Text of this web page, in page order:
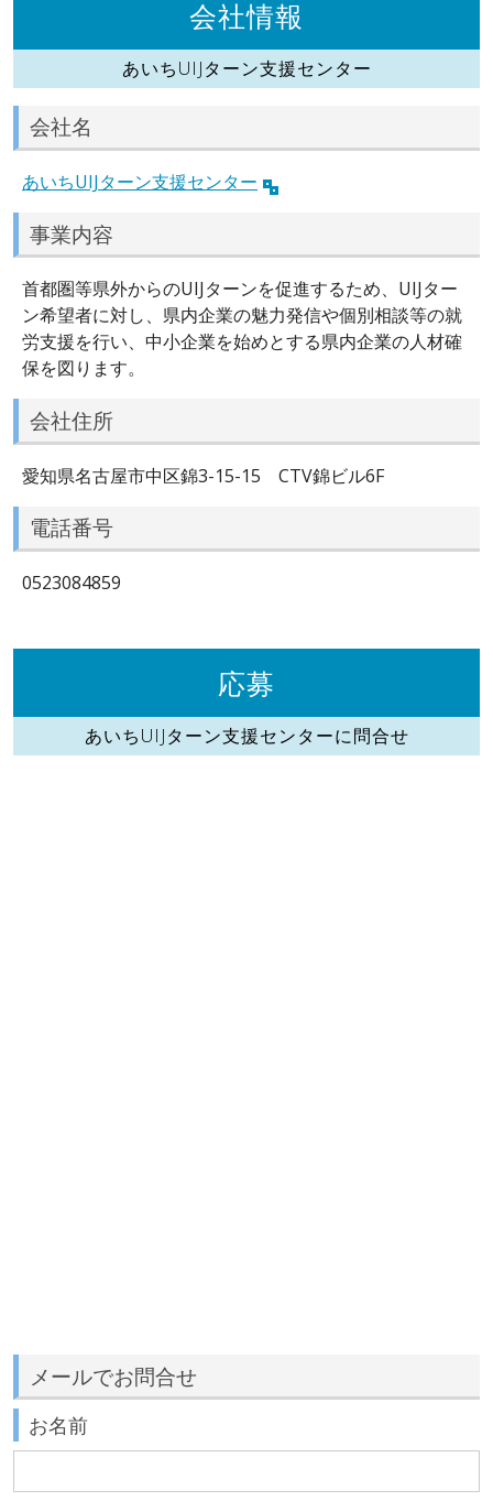
会社情報
あいちUIJターン支援センター
会社名
あいちUIJターン支援センター
事業内容
首都圏等県外からのUIJターンを促進するため、UIJター
ン希望者に対し、県内企業の魅力発信や個別相談等の就
労支援を行い、中小企業を始めとする県内企業の人材確
保を図ります。
会社住所
愛知県名古屋市中区錦3-15-15 CTV錦ビル6F
電話番号
0523084859
応募
あいちUIJターン支援センターに問合せ
メールでお問合せ
お名前